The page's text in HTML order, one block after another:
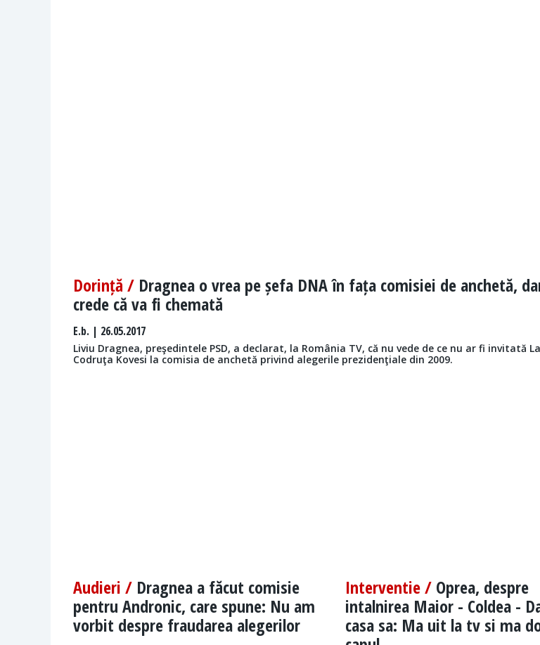
Dorință / Dragnea o vrea pe șefa DNA în fața comisiei de anchetă,
crede că va fi chemată
E.b. | 26.05.2017
Liviu Dragnea, preşedintele PSD, a declarat, la România TV, că nu vede de ce nu ar fi invitată
Codruţa Kovesi la comisia de anchetă privind alegerile prezidenţiale din 2009.
Audieri / Dragnea a făcut comisie
pentru Andronic, care spune: Nu am
vorbit despre fraudarea alegerilor
Interventie / Oprea, despre
intalnirea Maior - Coldea -
casa sa: Ma uit la tv si ma